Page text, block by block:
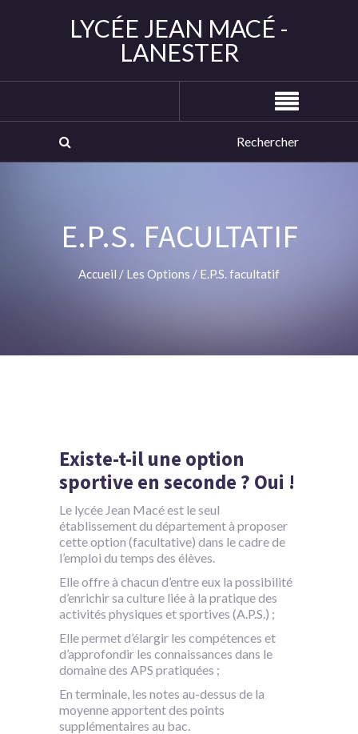
LYCÉE JEAN MACÉ -
LANESTER
E.P.S. FACULTATIF
Accueil / Les Options / E.P.S. facultatif
Existe-t-il une option
sportive en seconde ? Oui !
Le lycée Jean Macé est le seul
établissement du département à proposer
cette option (facultative) dans le cadre de
l’emploi du temps des élèves.
Elle offre à chacun d’entre eux la possibilité
d’enrichir sa culture liée à la pratique des
activités physiques et sportives (A.P.S.) ;
Elle permet d’élargir les compétences et
d’approfondir les connaissances dans le
domaine des APS pratiquées ;
En terminale, les notes au-dessus de la
moyenne apportent des points
supplémentaires au bac.